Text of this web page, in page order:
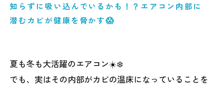
知らずに吸い込んでいるかも！？エアコン内部に
潜むカビが健康を脅かす😱
夏も冬も大活躍のエアコン☀️❄️
でも、実はその内部がカビの温床になっていることを